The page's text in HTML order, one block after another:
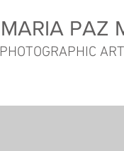
MARIA PAZ
PHOTOGRAPHIC ART